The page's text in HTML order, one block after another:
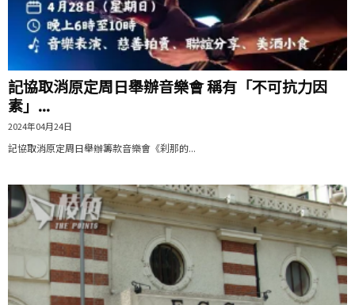
記協取消原定周日舉辦音樂會 稱有「不可抗力因
素」...
2024年04月24日
記協取消原定周日舉辦籌款音樂會《刹那的...